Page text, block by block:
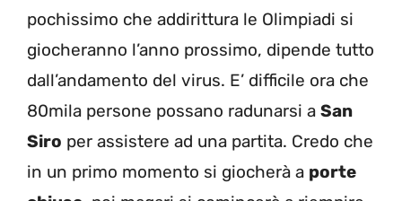
pochissimo che addirittura le Olimpiadi si
giocheranno l’anno prossimo, dipende tutto
dall’andamento del virus. E’ difficile ora che
80mila persone possano radunarsi a San
Siro per assistere ad una partita. Credo che
in un primo momento si giocherà a porte